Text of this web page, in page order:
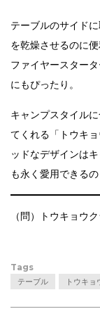
テーブルのサイド
を乾燥させるのに
ファイヤースター
にもぴったり。
キャンプスタイル
てくれる「トウキ
ッドなデザインは
も永く愛用できるの
（問）トウキョウ
Tags
テーブル トウキョ